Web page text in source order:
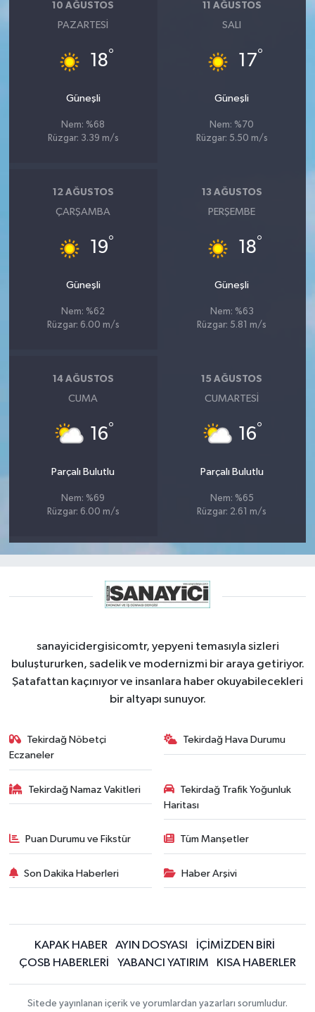
10 AĞUSTOS
PAZARTESI
18°
Güneşli
Nem: %68
Rüzgar: 3.39 m/s
11 AĞUSTOS
SALI
17°
Güneşli
Nem: %70
Rüzgar: 5.50 m/s
12 AĞUSTOS
ÇARŞAMBA
19°
Güneşli
Nem: %62
Rüzgar: 6.00 m/s
13 AĞUSTOS
PERŞEMBE
18°
Güneşli
Nem: %63
Rüzgar: 5.81 m/s
14 AĞUSTOS
CUMA
16°
Parçalı Bulutlu
Nem: %69
Rüzgar: 6.00 m/s
15 AĞUSTOS
CUMARTESI
16°
Parçalı Bulutlu
Nem: %65
Rüzgar: 2.61 m/s
sanayicidergisicomtr, yepyeni temasıyla sizleri
buluştururken, sadelik ve modernizmi bir araya getiriyor.
Şatafattan kaçınıyor ve insanlara haber okuyabilecekleri
bir altyapı sunuyor.
Tekirdağ Nöbetçi
Eczaneler
Tekirdağ Hava Durumu
Tekirdağ Namaz Vakitleri
Tekirdağ Trafik Yoğunluk
Haritası
Puan Durumu ve Fikstür Tüm Manşetler
Son Dakika Haberleri Haber Arşivi
KAPAK HABER AYIN DOSYASI
İÇİMİZDEN BİRİ
ÇOSB HABERLERİ
YABANCI YATIRIM KISA HABERLER
Sitede yayınlanan içerik ve yorumlardan yazarları sorumludur.